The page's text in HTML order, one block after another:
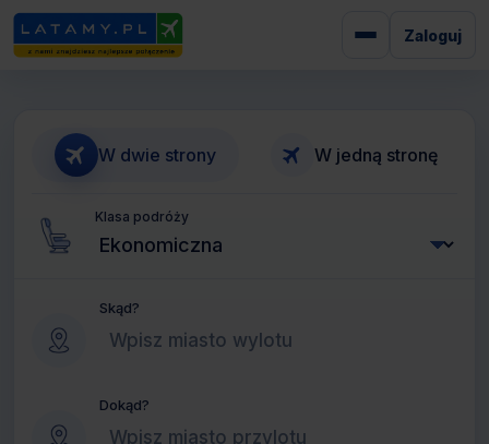
Zaloguj
W dwie strony W jedną stronę
Klasa podróży
Skąd?
Dokąd?